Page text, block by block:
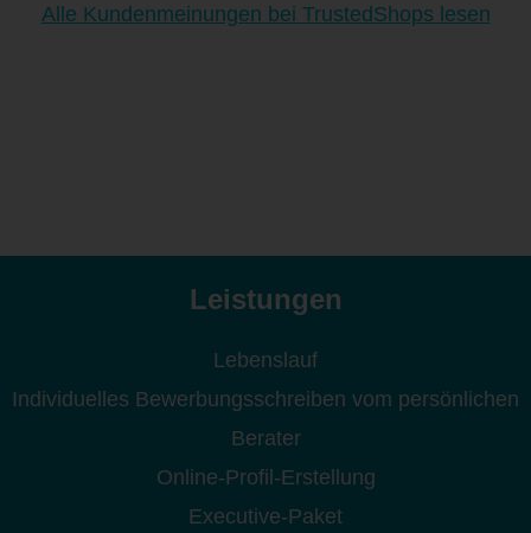
Alle Kundenmeinungen bei TrustedShops lesen
Leistungen
Lebenslauf
Individuelles Bewerbungsschreiben vom persönlichen
Berater
Online-Profil-Erstellung
Executive-Paket